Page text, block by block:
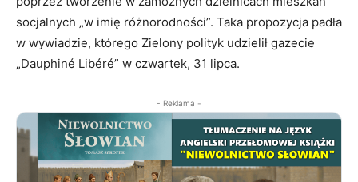
socjalnych „w imię różnorodności”. Taka propozycja padła
w wywiadzie, którego Zielony polityk udzielił gazecie
„Dauphiné Libéré” w czwartek, 31 lipca.
- Reklama -